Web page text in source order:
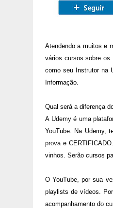
Atendendo a muitos e
vários cursos sobre os
como seu Instrutor na
Informação.
Qual será a diferença
A Udemy é uma
YouTube. Na Udemy,
prova e
vinhos. Serão cursos
O YouTube, por sua
playlists de vídeos.
acompanhamento do